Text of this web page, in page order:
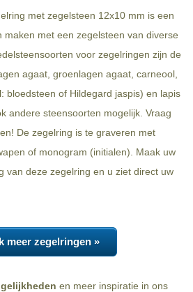
met zegelsteen 12x10 mm is een
maken met een zegelsteen van diverse
voor zegelringen zijn de
agaat, groenlagen agaat, carneool,
bloedsteen of Hildegard jaspis) en lapis
andere steensoorten mogelijk. Vraag
De zegelring is te graveren met
of monogram (initialen). Maak uw
van deze zegelring en u ziet direct uw
meer zegelringen »
en meer inspiratie in ons